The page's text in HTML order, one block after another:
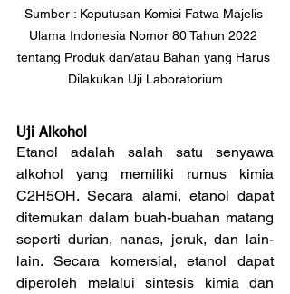
Sumber : Keputusan Komisi Fatwa Majelis
Ulama Indonesia Nomor 80 Tahun 2022
tentang Produk dan/atau Bahan yang Harus
Dilakukan Uji Laboratorium
Uji Alkohol
Etanol adalah salah satu senyawa
alkohol yang memiliki rumus kimia
C2H5OH. Secara alami, etanol dapat
ditemukan dalam buah-buahan matang
seperti durian, nanas, jeruk, dan lain-
lain. Secara komersial, etanol dapat
diperoleh melalui sintesis kimia dan